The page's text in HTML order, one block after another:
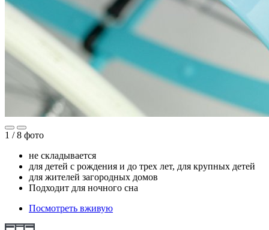
1 / 8 фото
не складывается
для детей с рождения и до трех лет, для крупных детей
для жителей загородных домов
Подходит для ночного сна
Посмотреть вживую